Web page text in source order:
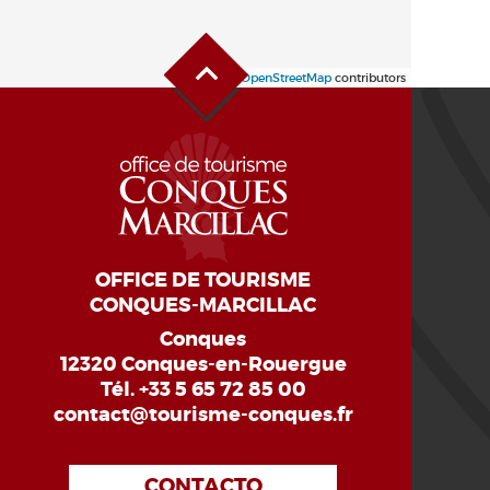
Leaflet OpenStreetMap contributors
OFFICE DE TOURISME
CONQUES-MARCILLAC
Conques
12320 Conques-en-Rouergue
Tél.+33 5 65 72 85 00
contact@tourisme-conques.fr